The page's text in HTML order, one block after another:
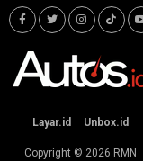
Layar.id Unbox.id
Copyright © 2026 RMN